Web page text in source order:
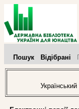
Пошук Відібрані
Український